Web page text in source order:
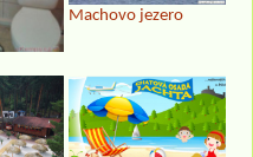
Machovo jezero